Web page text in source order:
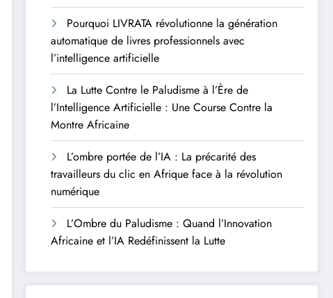
Pourquoi LIVRATA révolutionne la génération
automatique de livres professionnels avec
l’intelligence artificielle
La Lutte Contre le Paludisme à l’Ère de
l’Intelligence Artificielle : Une Course Contre la
Montre Africaine
L’ombre portée de l’IA : La précarité des
travailleurs du clic en Afrique face à la révolution
numérique
L’Ombre du Paludisme : Quand l’Innovation
Africaine et l’IA Redéfinissent la Lutte